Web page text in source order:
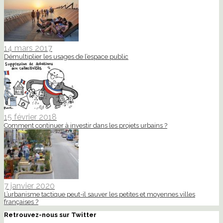
14 mars 2017
Démultiplier les usages de l’espace public
15 février 2018
Comment continuer à investir dans les projets urbains ?
7 janvier 2020
L’urbanisme tactique peut-il sauver les petites et moyennes villes
françaises ?
Retrouvez-nous sur Twitter